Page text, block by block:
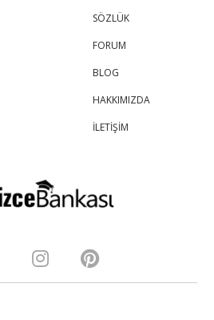
SÖZLÜK
FORUM
BLOG
HAKKIMIZDA
İLETİŞİM